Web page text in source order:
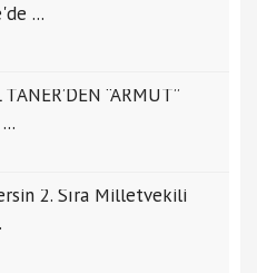
...
TANER’DEN “ARMUT”
2. Sıra Milletvekili